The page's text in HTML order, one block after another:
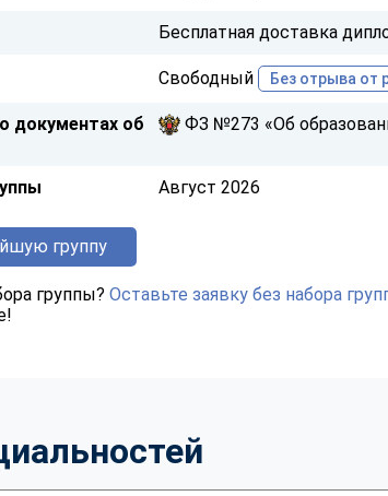
Бесплатная доставка
Свободный Без отрыва от
документах об
ФЗ №273 «Об
Август 2026
группу
группы? Оставьте заявку без набора